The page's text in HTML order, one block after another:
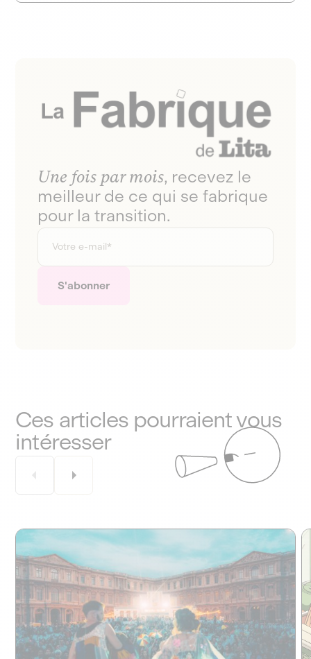
Une fois par mois, recevez le
meilleur de ce qui se fabrique
pour la transition.
Ces articles pourraient vous
intéresser